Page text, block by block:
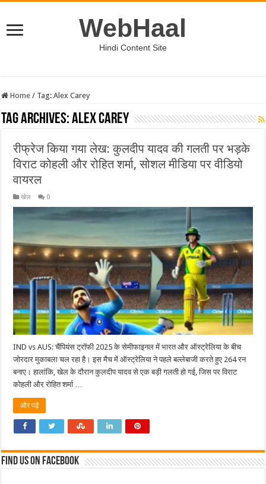
WebHaal
Hindi Content Site
Home / Tag:Alex Carey
Tag Archives:Alex Carey
रीफ्रेज किया गया लेख: कुलदीप यादव की गलती पर भड़के
विराट कोहली और रोहित शर्मा, सोशल मीडिया पर वीडियो
वायरल
खेल 0
IND vs AUS: चैंपियंस ट्रॉफी 2025 के सेमीफाइनल में भारत और ऑस्ट्रेलिया के बीच
जोरदार मुकाबला चल रहा है। इस मैच में ऑस्ट्रेलिया ने पहले बल्लेबाजी करते हुए 264 रन
बनाए। हालांकि, खेल के दौरान कुलदीप यादव से एक बड़ी गलती हो गई, जिस पर विराट
कोहली और रोहित शर्मा …
और पढ़ें
Find us on Facebook